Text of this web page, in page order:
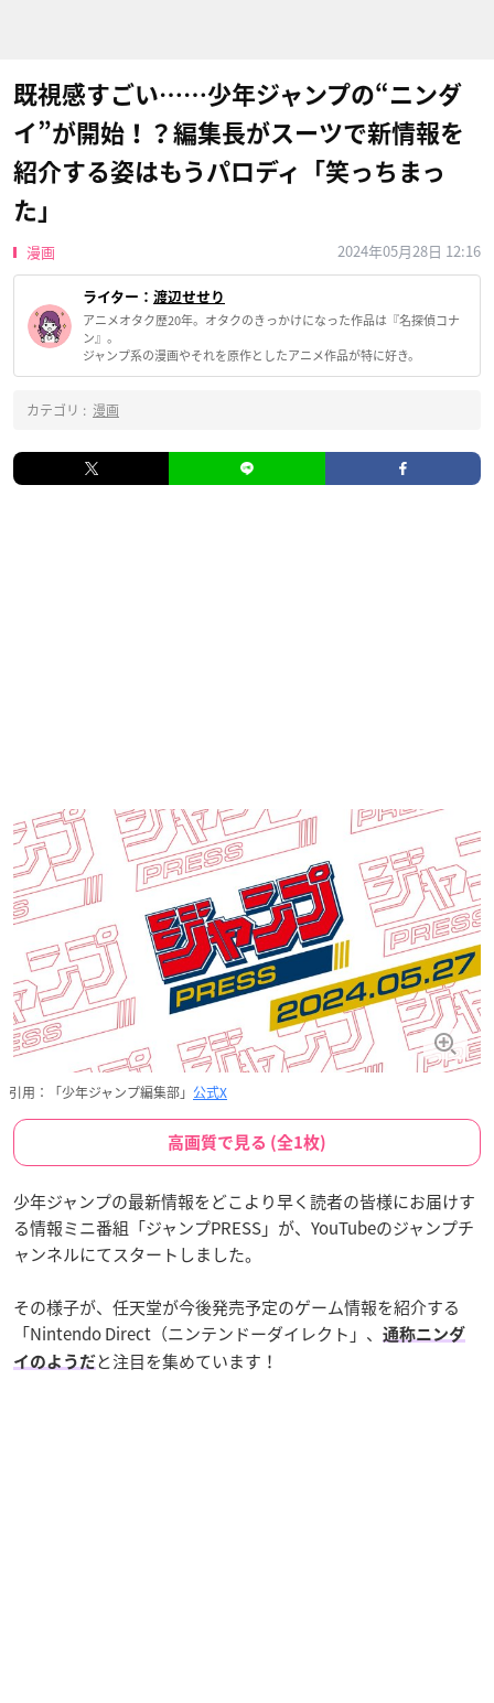
既視感すごい……少年ジャンプの“ニンダ
イ”が開始！？編集長がスーツで新情報を
紹介する姿はもうパロディ「笑っちまっ
た」
漫画 2024年05月28日 12:16
ライター： 渡辺せせり
アニメオタク歴20年。オタクのきっかけになった作品は『名探偵コナ
ン』。
ジャンプ系の漫画やそれを原作としたアニメ作品が特に好き。
カテゴリ : 漫画
引用：「少年ジャンプ編集部」 公式X
高画質で見る (全1枚)
少年ジャンプの最新情報をどこより早く読者の皆様にお届けす
る情報ミニ番組「ジャンプPRESS」が、YouTubeのジャンプチ
ャンネルにてスタートしました。
その様子が、任天堂が今後発売予定のゲーム情報を紹介する
「Nintendo Direct（ニンテンドーダイレクト」、
通称ニンダ
イのようだと注目を集めています！